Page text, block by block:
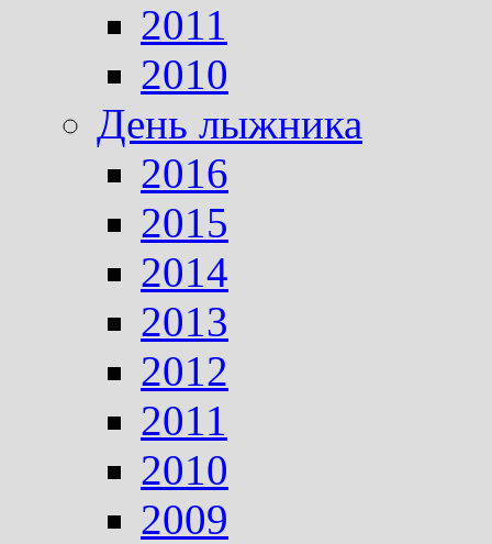
2011
2010
День лыжника
2016
2015
2014
2013
2012
2011
2010
2009